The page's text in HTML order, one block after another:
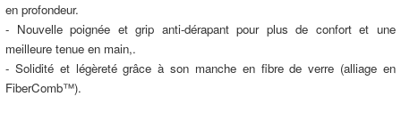
en profondeur.
- Nouvelle poignée et grip anti-dérapant pour plus de confort et une
meilleure tenue en main,.
- Solidité et légèreté grâce à son manche en fibre de verre (alliage en
FiberComb™).